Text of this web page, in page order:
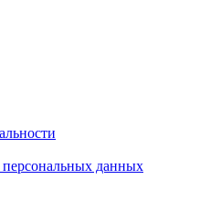
персональных данных